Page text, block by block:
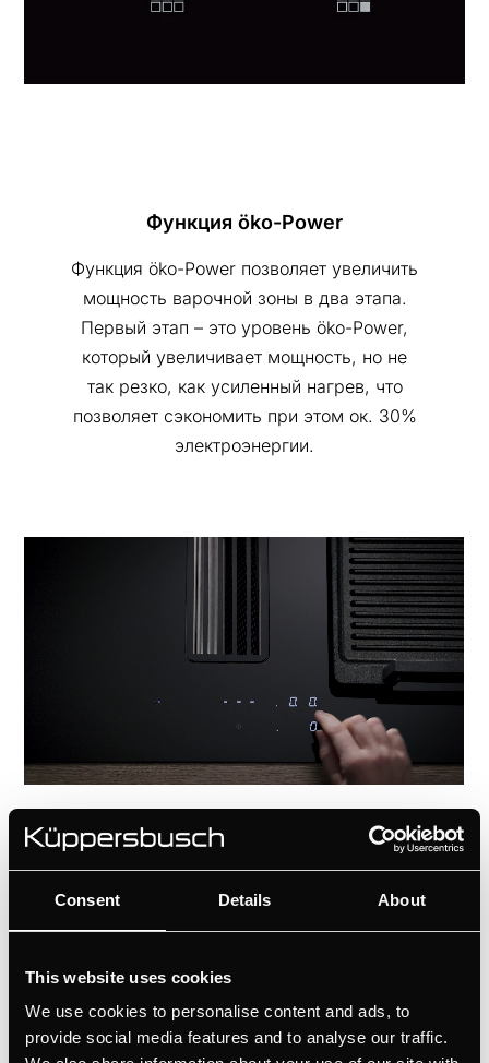
Consent Details About
This website uses cookies
We use cookies to personalise content and ads, to
provide social media features and to analyse our traffic.
Функция öko-Power
Функция öko-Power позволяет увеличить
мощность варочной зоны в два этапа.
Первый этап – это уровень öko-Power,
который увеличивает мощность, но не
так резко, как усиленный нагрев, что
позволяет сэкономить при этом ок. 30%
электроэнергии.
ТЕХНИЧЕСКИЕ ХАРАКТЕРИСТИКИ